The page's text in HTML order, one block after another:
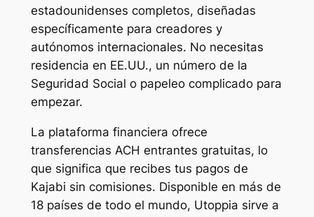
estadounidenses completos, diseñadas
específicamente para creadores y
autónomos internacionales. No necesitas
residencia en EE.UU., un número de la
Seguridad Social o papeleo complicado para
empezar.
La plataforma financiera ofrece
transferencias ACH entrantes gratuitas, lo
que significa que recibes tus pagos de
Kajabi sin comisiones. Disponible en más de
18 países de todo el mundo, Utoppia sirve a